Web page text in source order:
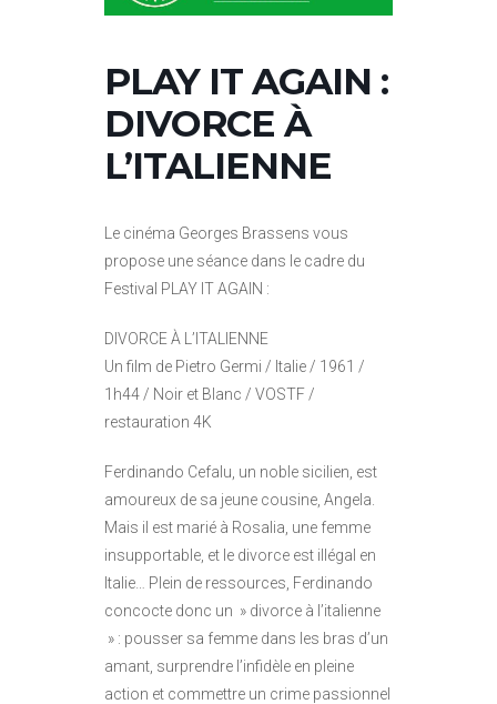
PLAY IT AGAIN :
DIVORCE À
L’ITALIENNE
Le cinéma Georges Brassens vous
propose une séance dans le cadre du
Festival PLAY IT AGAIN :
DIVORCE À L’ITALIENNE
Un film de Pietro Germi / Italie / 1961 /
1h44 / Noir et Blanc / VOSTF /
restauration 4K
Ferdinando Cefalu, un noble sicilien, est
amoureux de sa jeune cousine, Angela.
Mais il est marié à Rosalia, une femme
insupportable, et le divorce est illégal en
Italie… Plein de ressources, Ferdinando
concocte donc un » divorce à l’italienne
» : pousser sa femme dans les bras d’un
amant, surprendre l’infidèle en pleine
action et commettre un crime passionnel